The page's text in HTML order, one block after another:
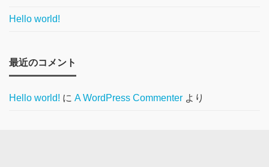
Hello world!
最近のコメント
Hello world! に A WordPress Commenter より